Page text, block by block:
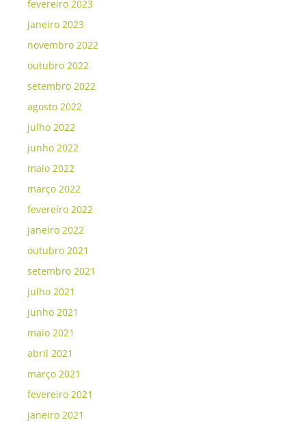
fevereiro 2023
janeiro 2023
novembro 2022
outubro 2022
setembro 2022
agosto 2022
julho 2022
junho 2022
maio 2022
março 2022
fevereiro 2022
janeiro 2022
outubro 2021
setembro 2021
julho 2021
junho 2021
maio 2021
abril 2021
março 2021
fevereiro 2021
janeiro 2021